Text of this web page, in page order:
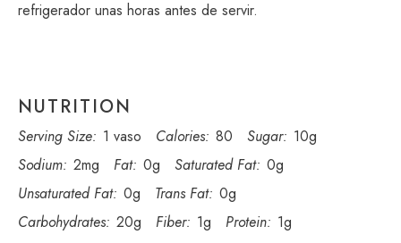
refrigerador unas horas antes de servir.
NUTRITION
Serving Size: 1 vaso Calories: 80 Sugar: 10g
Sodium: 2mg Fat: 0g Saturated Fat: 0g
Unsaturated Fat: 0g Trans Fat: 0g
Carbohydrates: 20g Fiber: 1g Protein: 1g